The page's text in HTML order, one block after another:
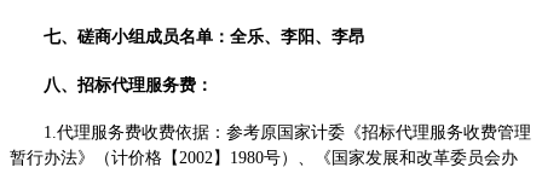
七、磋商小组成员名单：全乐、李阳、李昂
八、招标代理服务费：
1.代理服务费收费依据：参考原国家计委《招标代理服务收费管理
暂行办法》（计价格【2002】1980号）、《国家发展和改革委员会办